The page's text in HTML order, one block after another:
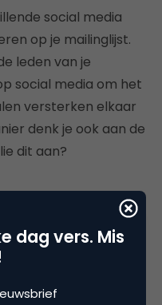
social media
op je mailinglijst.
leden van je
social media om het
versterken elkaar
denk je ook aan de
dit aan?
dag vers. Mis